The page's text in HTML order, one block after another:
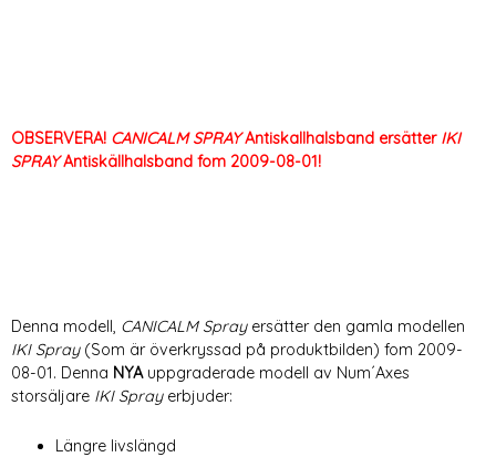
OBSERVERA! CANICALM SPRAYAntiskallhalsband ersätterIKI
SPRAYAntiskällhalsband fom 2009-08-01!
Denna modell, CANICALM Sprayersätter den gamla modellen
IKI Spray (Som är överkryssad på produktbilden) fom 2009-
08-01. Denna NYAuppgraderade modell av Num´Axes
storsäljare IKI Sprayerbjuder:
Längre livslängd